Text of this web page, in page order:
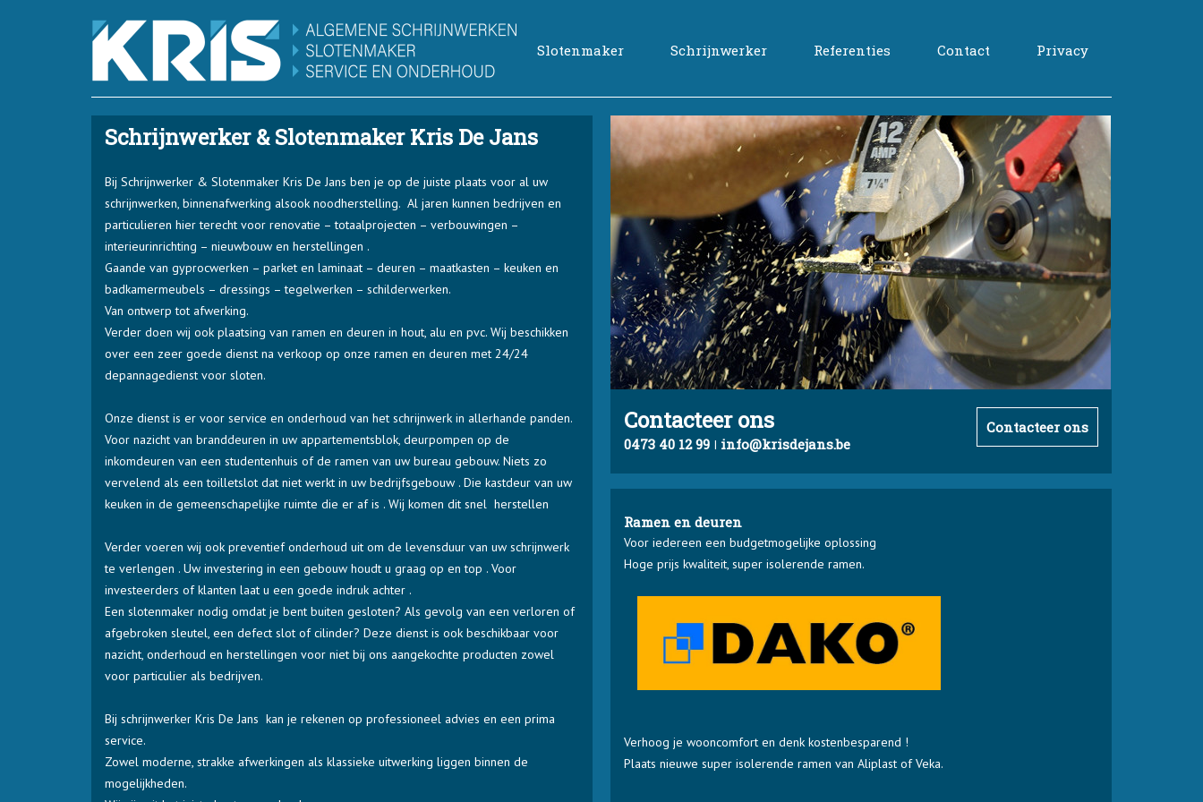
Slotenmaker Schrijnwerker Referenties Contact Privacy
Schrijnwerker & Slotenmaker Kris De Jans
Bij Schrijnwerker & Slotenmaker Kris De Jans ben je op de juiste plaats voor al uw
schrijnwerken, binnenafwerking alsook noodherstelling. Al jaren kunnen bedrijven en
particulieren hier terecht voor renovatie – totaalprojecten – verbouwingen –
interieurinrichting – nieuwbouw en herstellingen .
Gaande van gyprocwerken – parket en laminaat – deuren – maatkasten – keuken en
badkamermeubels – dressings – tegelwerken – schilderwerken.
Van ontwerp tot afwerking.
Verder doen wij ook plaatsing van ramen en deuren in hout, alu en pvc. Wij beschikken
over een zeer goede dienst na verkoop op onze ramen en deuren met 24/24
depannagedienst voor sloten.
Onze dienst is er voor service en onderhoud van het schrijnwerk in allerhande panden.
Voor nazicht van branddeuren in uw appartementsblok, deurpompen op de
inkomdeuren van een studentenhuis of de ramen van uw bureau gebouw. Niets zo
vervelend als een toilletslot dat niet werkt in uw bedrijfsgebouw . Die kastdeur van uw
keuken in de gemeenschapelijke ruimte die er af is . Wij komen dit snel herstellen
Verder voeren wij ook preventief onderhoud uit om de levensduur van uw schrijnwerk
te verlengen . Uw investering in een gebouw houdt u graag op en top . Voor
investeerders of klanten laat u een goede indruk achter .
Een slotenmaker nodig omdat je bent buiten gesloten? Als gevolg van een verloren of
afgebroken sleutel, een defect slot of cilinder? Deze dienst is ook beschikbaar voor
nazicht, onderhoud en herstellingen voor niet bij ons aangekochte producten zowel
voor particulier als bedrijven.
Bij schrijnwerker Kris De Jans kan je rekenen op professioneel advies en een prima
service.
Zowel moderne, strakke afwerkingen als klassieke uitwerking liggen binnen de
mogelijkheden.
Contacteer ons
0473 40 12 99 I info@krisdejans.be
Contacteer ons
Ramen en deuren
Voor iedereen een budgetmogelijke oplossing
Hoge prijs kwaliteit, super isolerende ramen.
Verhoog je wooncomfort en denk kostenbesparend !
Plaats nieuwe super isolerende ramen van Aliplast of Veka.